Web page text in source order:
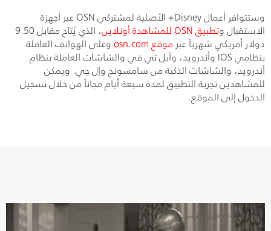
وستتوافر أعمالDisney+ الأصلية لمشتركيOSNعبر أجهزة
الاستقبال وتطبيقOSNللمشاهدة أونلاين ، الذي يُتاح مقابل 9.50
دولار أمريكي شهرياً عبرموقعosn.comوعلى الهواتف العاملة
بنظاميIOSوأندرويد، وآبل تي في والشاشات العاملة بنظام
أندرويد، والشاشات الذكية من سامسونج وإل جي. ويمكن
للمشاهدين تجربة التطبيق لمدة سبعة أيام مجاناً من خلال تسجيل
الدخول إلى الموقع.